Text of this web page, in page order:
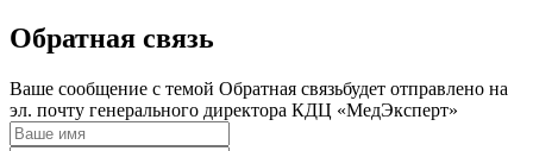
Обратная связь
Ваше сообщение с темой Обратная связьбудет отправлено на
эл. почту генерального директора КДЦ «МедЭксперт»